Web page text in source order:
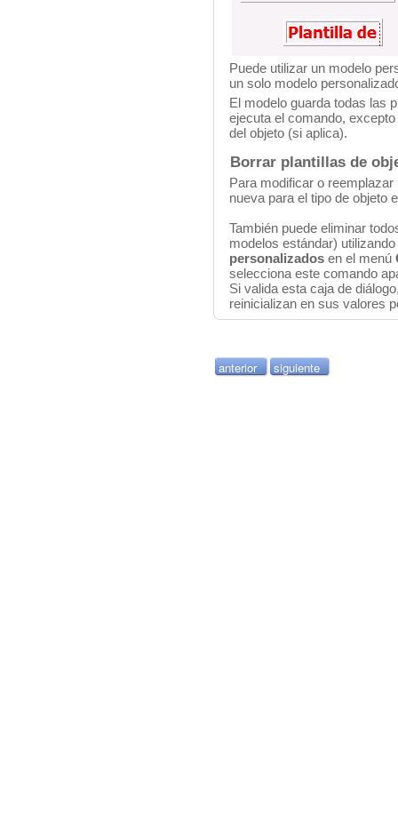
Puede utilizar un modelo
un solo modelo
El modelo guarda todas las
ejecuta el comando,
del objeto (si aplica).
Borrar plantillas de
Para modificar o
nueva para el tipo de objeto
También puede eliminar
modelos estándar)
personalizados en el menú
selecciona este comando
Si valida esta caja de
reinicializan en sus valores
anterior siguiente